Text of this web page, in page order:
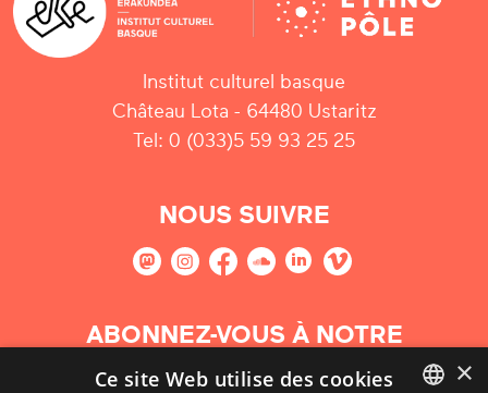
Institut culturel basque
Château Lota - 64480 Ustaritz
Tel: 0 (033)5 59 93 25 25
NOUS SUIVRE
ABONNEZ-VOUS À NOTRE
NEWSLETTER
×
Ce site Web utilise des cookies